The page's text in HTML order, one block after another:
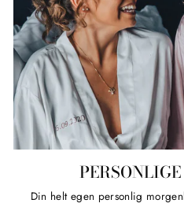
Din helt egen personlig